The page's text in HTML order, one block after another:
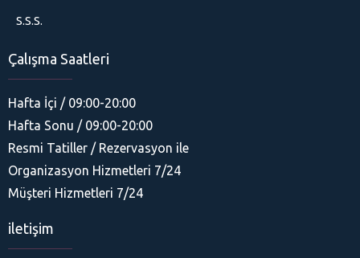
S.S.S.
Çalışma Saatleri
Hafta İçi / 09:00-20:00
Hafta Sonu / 09:00-20:00
Resmi Tatiller / Rezervasyon ile
Organizasyon Hizmetleri 7/24
Müşteri Hizmetleri 7/24
iletişim
His Organizasyon